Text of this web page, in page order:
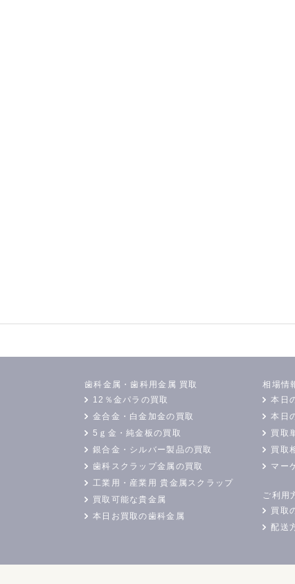
歯科金属・歯科用金属 買取
12％金パラの買取
金合金・白金加金の買取
5ｇ金・純金板の買取
銀合金・シルバー製品の買取
歯科スクラップ金属の買取
工業用・産業用 貴金属スクラップ
買取可能な貴金属
本日お買取の歯科金属
相場情
本日
本日
買取
買取
マー
ご利用
買取
配送